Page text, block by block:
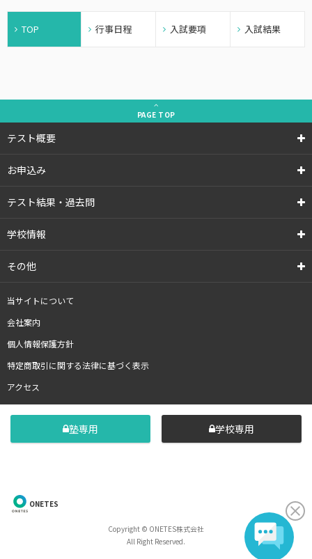
TOP 行事日程 入試要項 入試結果
PAGE TOP
テスト概要
お申込み
テスト結果・過去問
学校情報
その他
当サイトについて
会社案内
個人情報保護方針
特定商取引に関する法律に基づく表示
アクセス
塾専用 学校専用
ONETES
Copyright © ONETES株式会社
All Right Reserved.